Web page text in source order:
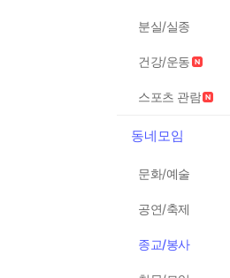
분실/실종
건강/운동
스포츠 관람
동네모임
문화/예술
공연/축제
종교/봉사